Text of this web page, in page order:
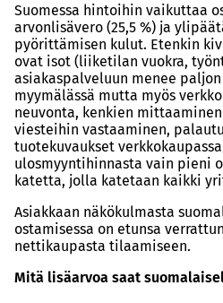
Suomessa hintoihin vaikuttaa
arvonlisävero (25,5 %) ja
pyörittämisen kulut. Etenkin
ovat isot (liiketilan vuokra,
asiakaspalveluun menee
myymälässä mutta myös
neuvonta, kenkien
viesteihin vastaaminen,
tuotekuvaukset
ulosmyyntihinnasta vain pieni
katetta, jolla katetaan kaikki
Asiakkaan näkökulmasta
ostamisessa on etunsa
nettikaupasta tilaamiseen.
Mitä lisäarvoa saat